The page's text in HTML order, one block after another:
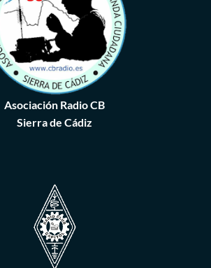
Asociación Radio CB
Sierra de Cádiz